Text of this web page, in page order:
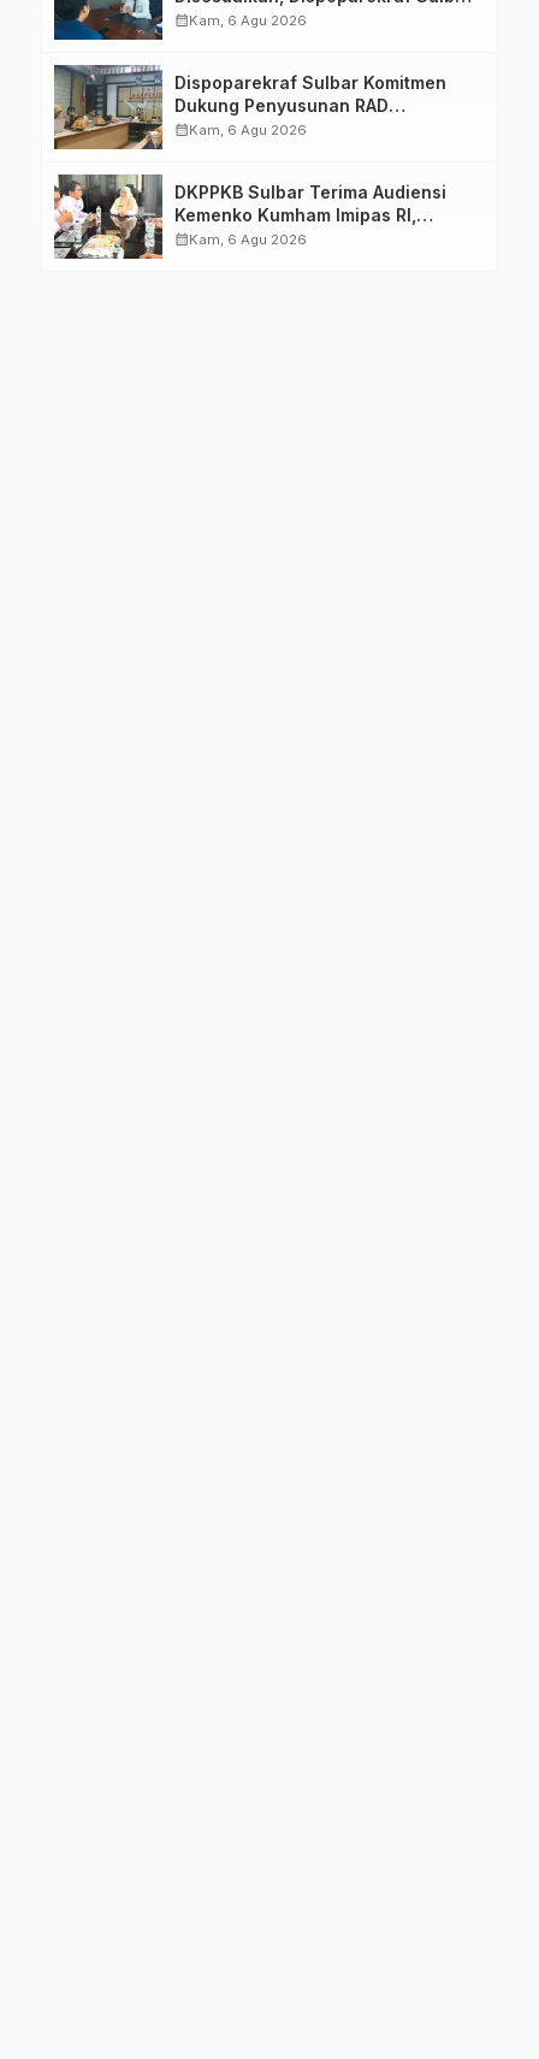
Pastikan Persiapan Tetap
calendar_monthKam, 6 Agu 2026
Dispoparekraf Sulbar Komitmen
Dukung Penyusunan RAD
TPB/SDGs Sulawesi Barat
calendar_monthKam, 6 Agu 2026
DKPPKB Sulbar Terima Audiensi
Kemenko Kumham Imipas RI,
Perkuat Pelayanan Kesehatan bagi
calendar_monthKam, 6 Agu 2026